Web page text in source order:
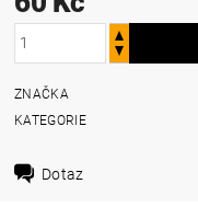
ZNAČKA
KATEGORIE
Dotaz